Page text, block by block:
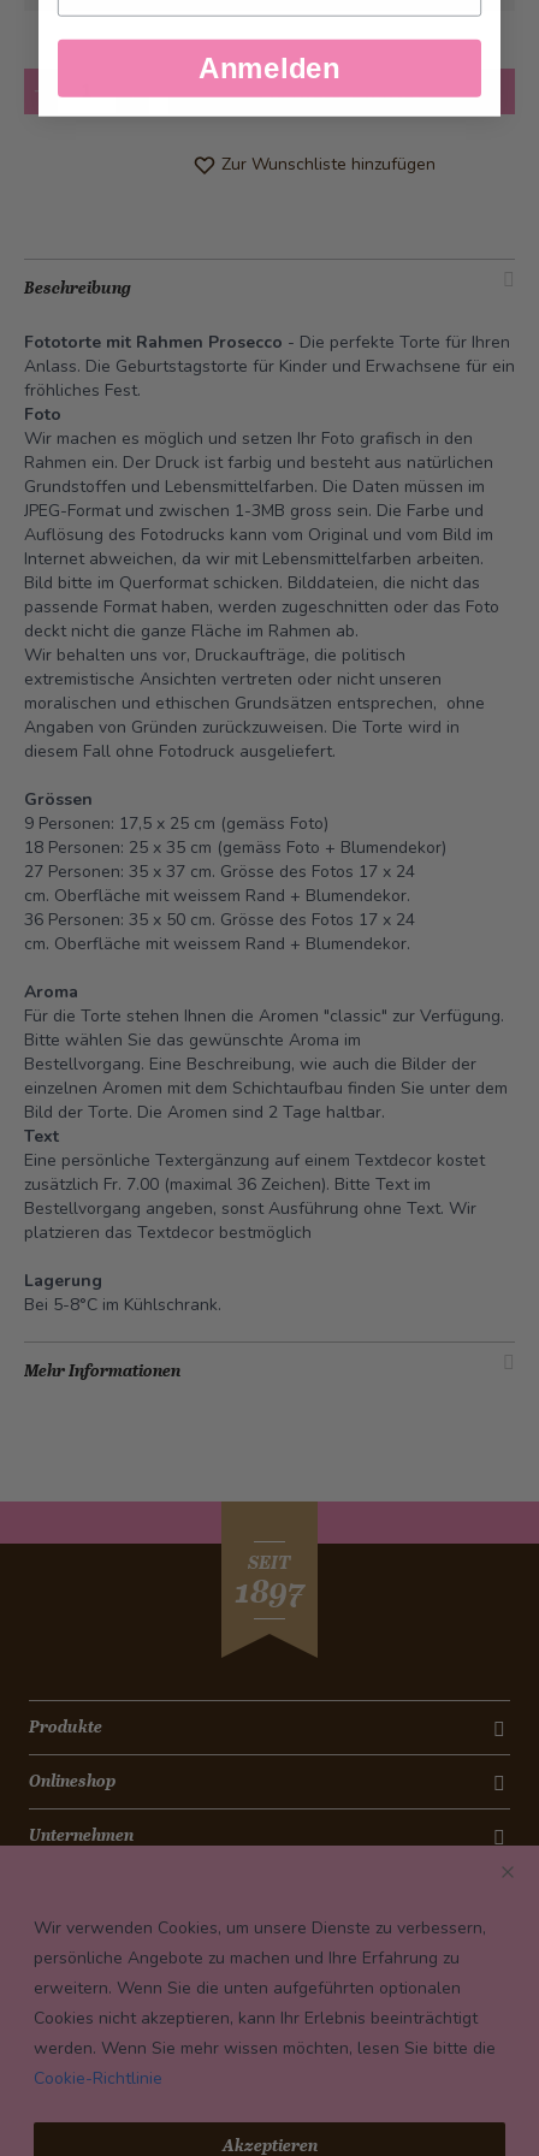
Zur Wunschliste hinzufügen
Beschreibung
Fototorte mit Rahmen Prosecco - Die perfekte Torte für Ihren
Anlass. Die Geburtstagstorte für Kinder und Erwachsene für ein
fröhliches Fest.
Foto
Wir machen es möglich und setzen Ihr Foto grafisch in den
Rahmen ein. Der Druck ist farbig und besteht aus natürlichen
Grundstoffen und Lebensmittelfarben. Die Daten müssen im
JPEG-Format und zwischen 1-3MB gross sein. Die Farbe und
Auflösung des Fotodrucks kann vom Original und vom Bild im
Internet abweichen, da wir mit Lebensmittelfarben arbeiten.
Bild bitte im Querformat schicken. Bilddateien, die nicht das
passende Format haben, werden zugeschnitten oder das Foto
deckt nicht die ganze Fläche im Rahmen ab.
Wir behalten uns vor, Druckaufträge, die politisch
extremistische Ansichten vertreten oder nicht unseren
moralischen und ethischen Grundsätzen entsprechen, ohne
Angaben von Gründen zurückzuweisen. Die Torte wird in
diesem Fall ohne Fotodruck ausgeliefert.
Grössen
9 Personen: 17,5 x 25 cm (gemäss Foto)
18 Personen: 25 x 35 cm (gemäss Foto + Blumendekor)
27 Personen: 35 x 37 cm. Grösse des Fotos 17 x 24
cm. Oberfläche mit weissem Rand + Blumendekor.
36 Personen: 35 x 50 cm. Grösse des Fotos 17 x 24
cm. Oberfläche mit weissem Rand + Blumendekor.
Aroma
Für die Torte stehen Ihnen die Aromen "classic" zur Verfügung.
Bitte wählen Sie das gewünschte Aroma im
Bestellvorgang. Eine Beschreibung, wie auch die Bilder der
einzelnen Aromen mit dem Schichtaufbau finden Sie unter dem
Bild der Torte. Die Aromen sind 2 Tage haltbar.
Text
Eine persönliche Textergänzung auf einem Textdecor kostet
zusätzlich Fr. 7.00 (maximal 36 Zeichen). Bitte Text im
Bestellvorgang angeben, sonst Ausführung ohne Text. Wir
platzieren das Textdecor bestmöglich
Lagerung
Bei 5-8°C im Kühlschrank.
Mehr Informationen
SEIT
1897
Produkte
Onlineshop
Unternehmen
Payment conditions
Wir verwenden Cookies, um unsere Dienste zu verbessern,
persönliche Angebote zu machen und Ihre Erfahrung zu
erweitern. Wenn Sie die unten aufgeführten optionalen
Cookies nicht akzeptieren, kann Ihr Erlebnis beeinträchtigt
werden. Wenn Sie mehr wissen möchten, lesen Sie bitte die
Cookie-Richtlinie
Akzeptieren
© 2026 Confiserie Bachmann, Luzern
Anmelden